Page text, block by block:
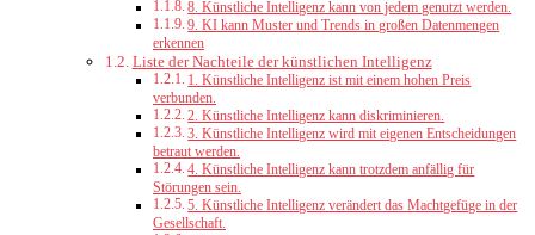
8. Künstliche Intelligenz kann von jedem genutzt werden.
9. KI kann Muster und Trends in großen Datenmengen
erkennen
Liste der Nachteile der künstlichen Intelligenz
1. Künstliche Intelligenz ist mit einem hohen Preis
verbunden.
2. Künstliche Intelligenz kann diskriminieren.
3. Künstliche Intelligenz wird mit eigenen Entscheidungen
betraut werden.
4. Künstliche Intelligenz kann trotzdem anfällig für
Störungen sein.
5. Künstliche Intelligenz verändert das Machtgefüge in der
Gesellschaft.